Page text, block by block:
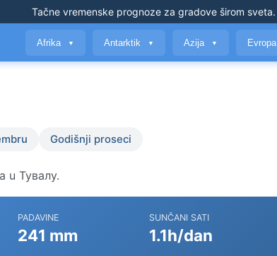
Tačne vremenske prognoze za gradove širom sveta.
Afrika ▼ Antarktik ▼ Azija ▼ Evropa
Godišnji proseci
u Тувалу.
PADAVINE
241 mm
SUNČANI SATI
1.1h/dan